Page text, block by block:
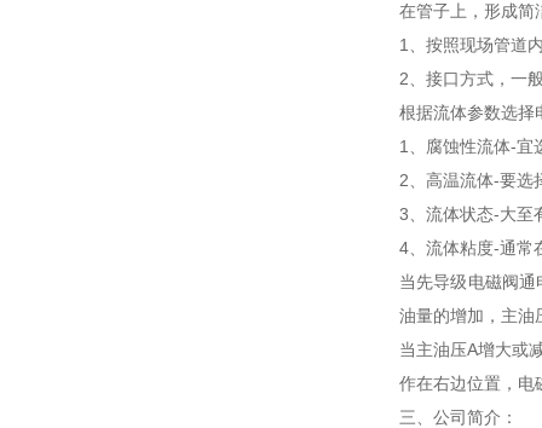
在管子上，形成简
1、按照现场管道
2、接口方式，一
根据流体参数选择
1、腐蚀性流体-宜
2、高温流体-要选
3、流体状态-大至
4、流体粘度-通常
当先导级电磁阀
油量的增加，主油
当主油压A增大或
作在右边位置，电
三、公司简介：